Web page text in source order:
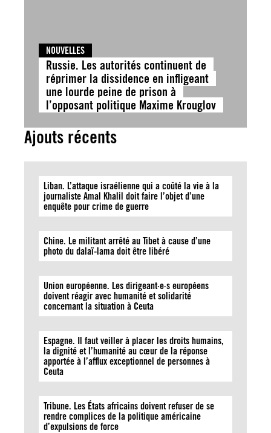
NOUVELLES
Russie. Les autorités continuent de
réprimer la dissidence en infligeant
une lourde peine de prison à
l’opposant politique Maxime Krouglov
Ajouts récents
Liban. L’attaque israélienne qui a coûté la vie à la
journaliste Amal Khalil doit faire l’objet d’une
enquête pour crime de guerre
Chine. Le militant arrêté au Tibet à cause d’une
photo du dalaï-lama doit être libéré
Union européenne. Les dirigeant·e·s européens
doivent réagir avec humanité et solidarité
concernant la situation à Ceuta
Espagne. Il faut veiller à placer les droits humains,
la dignité et l’humanité au cœur de la réponse
apportée à l’afflux exceptionnel de personnes à
Ceuta
Tribune. Les États africains doivent refuser de se
rendre complices de la politique américaine
d’expulsions de force